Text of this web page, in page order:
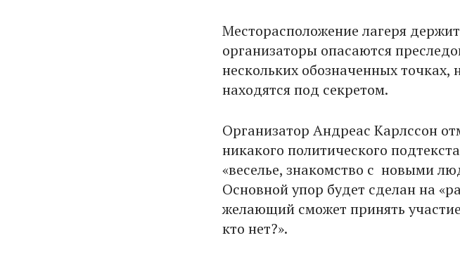
Месторасположение лагеря
организаторы опасаются
нескольких обозначенных
находятся под секретом.
Организатор Андреас Карлссон
никакого политического
«веселье, знакомство с новыми
Основной упор будет сделан на
желающий сможет принять
кто нет?».